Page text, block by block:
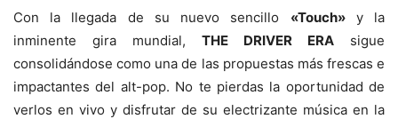
Con la llegada de su nuevo sencillo «Touch»y la
inminente gira mundial, THE DRIVER ERA sigue
consolidándose como una de las propuestas más frescas e
impactantes del alt-pop. No te pierdas la oportunidad de
verlos en vivo y disfrutar de su electrizante música en la